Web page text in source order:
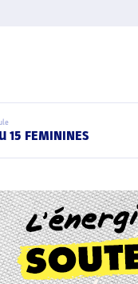
BRASSAGE U 15 FEMININES